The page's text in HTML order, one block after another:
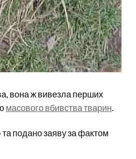
вона ж вивезла перших
масового вбивства тварин.
подано заяву за фактом